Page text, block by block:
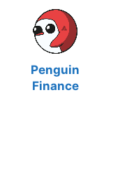
Penguin
Finance